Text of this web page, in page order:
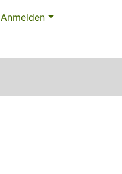
Anmelden